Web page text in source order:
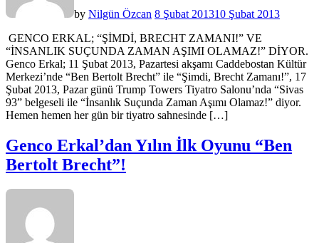
by Nilgün Özcan 8 Şubat 201310 Şubat 2013
GENCO ERKAL; “ŞİMDİ, BRECHT ZAMANI!” VE
“İNSANLIK SUÇUNDA ZAMAN AŞIMI OLAMAZ!” DİYOR.
Genco Erkal; 11 Şubat 2013, Pazartesi akşamı Caddebostan Kültür
Merkezi’nde “Ben Bertolt Brecht” ile “Şimdi, Brecht Zamanı!”, 17
Şubat 2013, Pazar günü Trump Towers Tiyatro Salonu’nda “Sivas
93” belgeseli ile “İnsanlık Suçunda Zaman Aşımı Olamaz!” diyor.
Hemen hemen her gün bir tiyatro sahnesinde […]
Genco Erkal’dan Yılın İlk Oyunu “Ben
Bertolt Brecht”!